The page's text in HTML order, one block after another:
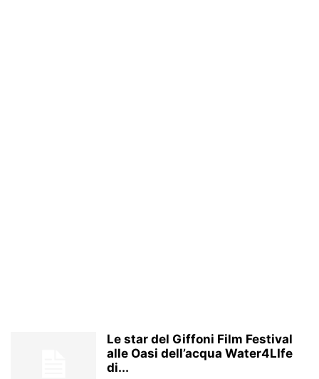
Le star del Giffoni Film Festival
alle Oasi dell’acqua Water4LIfe
di...